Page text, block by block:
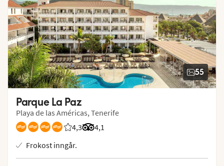
55
Parque La Paz
Playa de las Américas, Tenerife
4,3
Vurdering fra Vings gjester: 4.331/5
4,1
Vurdering fra Tripadvisor: 4.1 of 5
Frokost inngår.